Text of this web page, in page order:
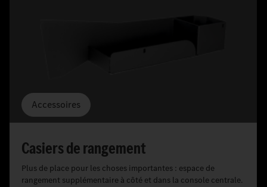
Accessoires
Casiers de rangement
Plus de place pour les choses importantes : espace de
rangement supplémentaire à côté et dans la console centrale.